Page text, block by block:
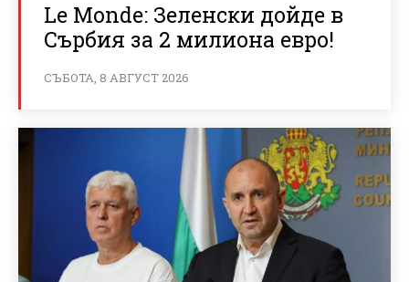
Le Monde: Зеленски дойде в
Сърбия за 2 милиона евро!
СЪБОТА, 8 АВГУСТ 2026